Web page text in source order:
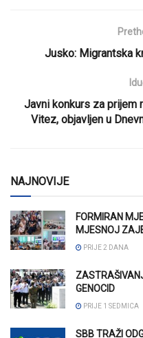
Jusko: Migrantska
Javni konkurs za prijem
Vitez, objavljen u
NAJNOVIJE
FORMIRAN
MJESNOJ
PRIJE 2 DANA
GENOCID
PRIJE 1 SEDMICA
SBB TRAŽI